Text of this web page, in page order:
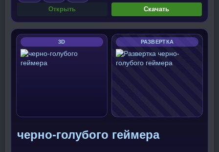
Открыть Скачать
3D РАЗВЕРТКА
черно-голубого геймера